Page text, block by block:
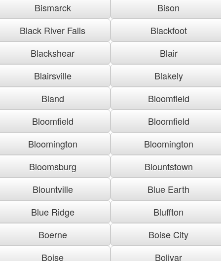
Bismarck
Bison
Black River Falls
Blackfoot
Blackshear
Blair
Blairsville
Blakely
Bland
Bloomfield
Bloomfield
Bloomfield
Bloomington
Bloomington
Bloomsburg
Blountstown
Blountville
Blue Earth
Blue Ridge
Bluffton
Boerne
Boise City
Boise
Bolivar